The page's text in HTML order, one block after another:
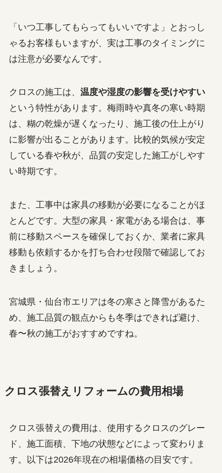
「いつ工事してもらってもいいですよ」とおっし
ゃるお客様もいますが、実は工事のタイミングに
は注意が必要なんです。
クロスの施工は、 温度や湿度の影響を受けやすい
という特性があります。梅雨時や真冬の寒い時期
は、糊の乾燥が遅くなったり、施工後の仕上がり
に影響が出ることがあります。比較的気候が安定
している春や秋が、品質の安定した施工がしやす
い時期です。
また、工事中は家具の移動が必要になることがほ
とんどです。大型の家具・家電がある場合は、事
前に移動スペースを確保しておくか、業者に家具
移動も依頼するかを打ち合わせ段階で確認してお
きましょう。
宮城県・仙台市エリアは冬の寒さと降雪があるた
め、施工品質の観点からも冬季はできれば避け、
春〜秋の施工がおすすめですね。
クロス張替えリフォームの費用相場
クロス張替えの費用は、使用するクロスのグレー
ド、施工面積、下地の状態などによって変わりま
す。以下は2026年現在の相場価格の目安です。